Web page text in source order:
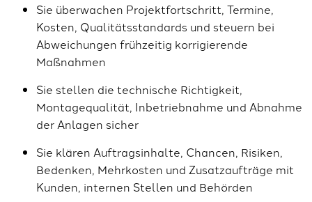
Sie überwachen Projektfortschritt, Termine,
Kosten, Qualitätsstandards und steuern bei
Abweichungen frühzeitig korrigierende
Maßnahmen
Sie stellen die technische Richtigkeit,
Montagequalität, Inbetriebnahme und Abnahme
der Anlagen sicher
Sie klären Auftragsinhalte, Chancen, Risiken,
Bedenken, Mehrkosten und Zusatzaufträge mit
Kunden, internen Stellen und Behörden